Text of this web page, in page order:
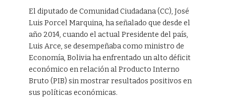
El diputado de Comunidad Ciudadana (CC), José
Luis Porcel Marquina, ha señalado que desde el
año 2014, cuando el actual Presidente del país,
Luis Arce, se desempeñaba como ministro de
Economía, Bolivia ha enfrentado un alto déficit
económico en relación al Producto Interno
Bruto (PIB) sin mostrar resultados positivos en
sus políticas económicas.